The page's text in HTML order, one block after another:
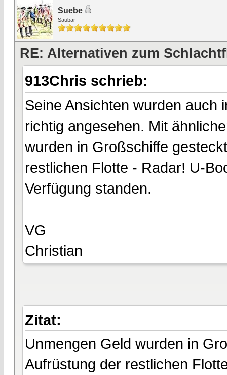
Suebe
Saubär
RE: Alternativen zum
913Chris schrieb:
Seine Ansichten wurden auch
richtig angesehen. Mit
wurden in Großschiffe
restlichen Flotte - Radar! U-
Verfügung standen.
VG
Christian
Zitat:
Unmengen Geld wurden in
Aufrüstung der restlichen